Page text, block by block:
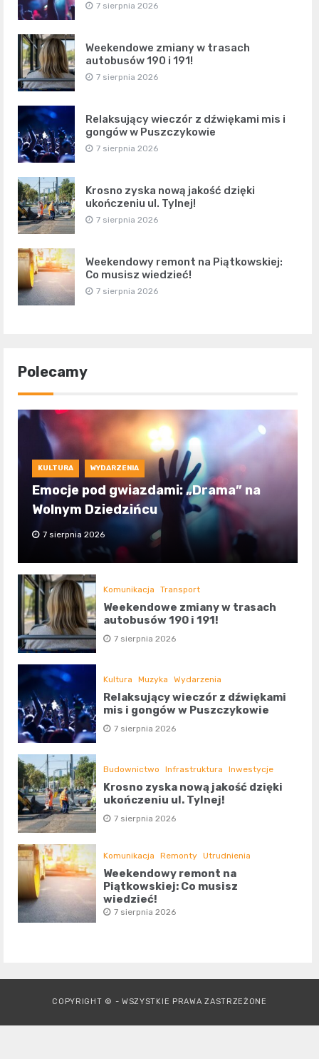
7 sierpnia 2026
Weekendowe zmiany w trasach
autobusów 190 i 191!
7 sierpnia 2026
Relaksujący wieczór z dźwiękami mis i
gongów w Puszczykowie
7 sierpnia 2026
Krosno zyska nową jakość dzięki
ukończeniu ul. Tylnej!
7 sierpnia 2026
Weekendowy remont na Piątkowskiej:
Co musisz wiedzieć!
7 sierpnia 2026
Polecamy
KULTURA WYDARZENIA
Emocje pod gwiazdami: „Drama” na
Wolnym Dziedzińcu
7 sierpnia 2026
Komunikacja Transport
Weekendowe zmiany w trasach
autobusów 190 i 191!
7 sierpnia 2026
Kultura Muzyka Wydarzenia
Relaksujący wieczór z dźwiękami
mis i gongów w Puszczykowie
7 sierpnia 2026
Budownictwo Infrastruktura Inwestycje
Krosno zyska nową jakość dzięki
ukończeniu ul. Tylnej!
7 sierpnia 2026
Komunikacja Remonty Utrudnienia
Weekendowy remont na
Piątkowskiej: Co musisz
wiedzieć!
7 sierpnia 2026
COPYRIGHT © - WSZYSTKIE PRAWA ZASTRZEŻONE